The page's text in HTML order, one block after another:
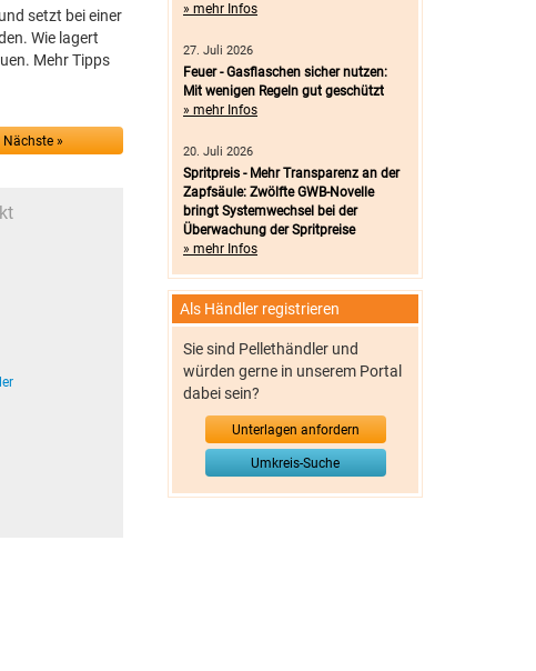
setzt bei einer
Wie lagert
Mehr Tipps
Nächste »
» mehr Infos
27. Juli 2026
Feuer - Gasflaschen sicher nutzen:
Mit wenigen Regeln gut geschützt
» mehr Infos
20. Juli 2026
Spritpreis - Mehr Transparenz an der
Zapfsäule: Zwölfte GWB-Novelle
bringt Systemwechsel bei der
Überwachung der Spritpreise
» mehr Infos
Als Händler registrieren
Sie sind Pellethändler und
würden gerne in unserem Portal
dabei sein?
Unterlagen anfordern
Umkreis-Suche